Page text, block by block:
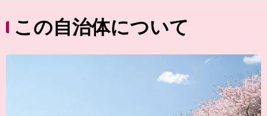
この自治体について